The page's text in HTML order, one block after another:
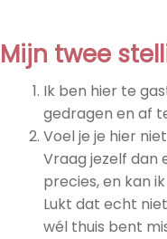
Mijn twee
Ik ben hier te
gedragen en af
Voel je je hier
Vraag jezelf dan
precies, en kan
Lukt dat echt
wél thuis bent